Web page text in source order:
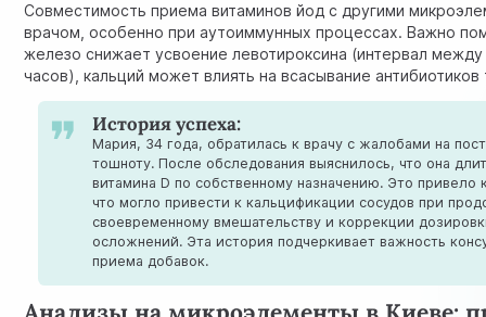
Совместимость приема витаминов йод с другими
врачом, особенно при аутоиммунных процессах. Важно
железо снижает усвоение левотироксина (интервал
часов), кальций может влиять на всасывание
История успеха:
Мария, 34 года, обратилась к врачу с жалобами на
тошноту. После обследования выяснилось, что она
витамина D по собственному назначению. Это привело
что могло привести к кальцификации сосудов при
своевременному вмешательству и коррекции
осложнений. Эта история подчеркивает важность
приема добавок.